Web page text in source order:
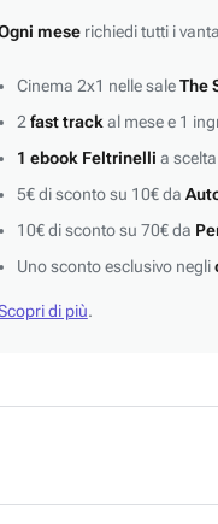
meserichiedi tutti i
Cinema 2x1 nelle saleThe
2 fast track al mese e 1
1 ebook Feltrinelli a
5€ di sconto su 10€ da
10€ di sconto su 70€ da
Uno sconto esclusivo negli
di più.